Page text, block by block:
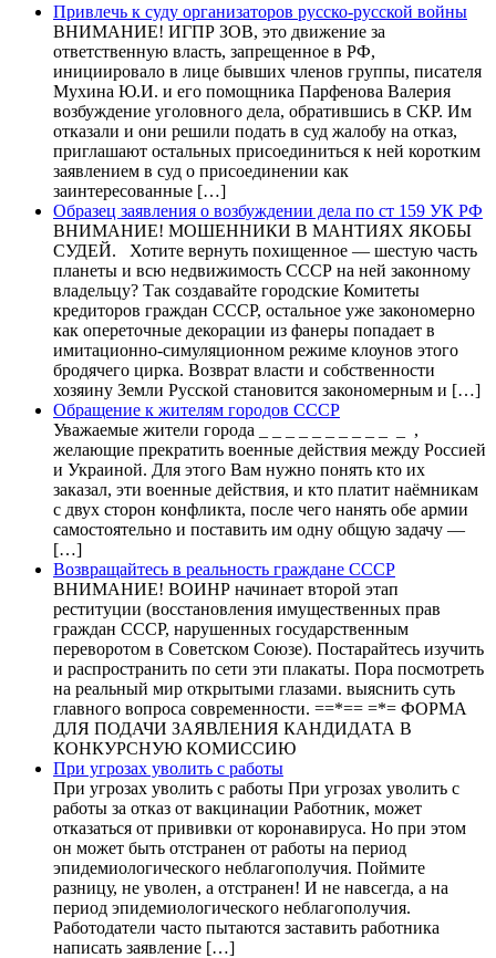
Привлечь к суду организаторов русско-русской войны
ВНИМАНИЕ! ИГПР ЗОВ, это движение за
ответственную власть, запрещенное в РФ,
инициировало в лице бывших членов группы, писателя
Мухина Ю.И. и его помощника Парфенова Валерия
возбуждение уголовного дела, обратившись в СКР. Им
отказали и они решили подать в суд жалобу на отказ,
приглашают остальных присоединиться к ней коротким
заявлением в суд о присоединении как
заинтересованные […]
Образец заявления о возбуждении дела по ст 159 УК РФ
ВНИМАНИЕ! МОШЕННИКИ В МАНТИЯХ ЯКОБЫ
СУДЕЙ. Хотите вернуть похищенное — шестую часть
планеты и всю недвижимость СССР на ней законному
владельцу? Так создавайте городские Комитеты
кредиторов граждан СССР, остальное уже закономерно
как опереточные декорации из фанеры попадает в
имитационно-симуляционном режиме клоунов этого
бродячего цирка. Возврат власти и собственности
хозяину Земли Русской становится закономерным и […]
Обращение к жителям городов СССР
Уважаемые жители города _ _ _ _ _ _ _ _ _ _ _ ,
желающие прекратить военные действия между Россией
и Украиной. Для этого Вам нужно понять кто их
заказал, эти военные действия, и кто платит наёмникам
с двух сторон конфликта, после чего нанять обе армии
самостоятельно и поставить им одну общую задачу —
[…]
Возвращайтесь в реальность граждане СССР
ВНИМАНИЕ! ВОИНР начинает второй этап
реституции (восстановления имущественных прав
граждан СССР, нарушенных государственным
переворотом в Советском Союзе). Постарайтесь изучить
и распространить по сети эти плакаты. Пора посмотреть
на реальный мир открытыми глазами. выяснить суть
главного вопроса современности. ==*== =*= ФОРМА
ДЛЯ ПОДАЧИ ЗАЯВЛЕНИЯ КАНДИДАТА В
КОНКУРСНУЮ КОМИССИЮ
При угрозах уволить с работы
При угрозах уволить с работы При угрозах уволить с
работы за отказ от вакцинации Работник, может
отказаться от прививки от коронавируса. Но при этом
он может быть отстранен от работы на период
эпидемиологического неблагополучия. Поймите
разницу, не уволен, а отстранен! И не навсегда, а на
период эпидемиологического неблагополучия.
Работодатели часто пытаются заставить работника
написать заявление […]